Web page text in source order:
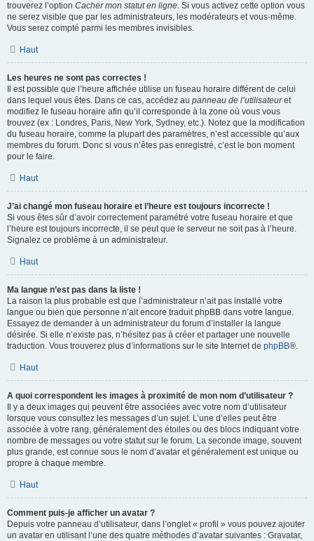
trouverez l’option Cacher mon statut en ligne. Si vous activez cette option vous
ne serez visible que par les administrateurs, les modérateurs et vous-même.
Vous serez compté parmi les membres invisibles.
Haut
Les heures ne sont pas correctes !
Il est possible que l’heure affichée utilise un fuseau horaire différent de celui
dans lequel vous êtes. Dans ce cas, accédez au panneau de l’utilisateuret
modifiez le fuseau horaire afin qu’il corresponde à la zone où vous vous
trouvez (ex : Londres, Paris, New York, Sydney, etc.). Notez que la modification
du fuseau horaire, comme la plupart des paramètres, n’est accessible qu’aux
membres du forum. Donc si vous n’êtes pas enregistré, c’est le bon moment
pour le faire.
Haut
J’ai changé mon fuseau horaire et l’heure est toujours incorrecte !
Si vous êtes sûr d’avoir correctement paramétré votre fuseau horaire et que
l’heure est toujours incorrecte, il se peut que le serveur ne soit pas à l’heure.
Signalez ce problème à un administrateur.
Haut
Ma langue n’est pas dans la liste !
La raison la plus probable est que l’administrateur n’ait pas installé votre
langue ou bien que personne n’ait encore traduit phpBB dans votre langue.
Essayez de demander à un administrateur du forum d’installer la langue
désirée. Si elle n’existe pas, n’hésitez pas à créer et partager une nouvelle
traduction. Vous trouverez plus d’informations sur le site Internet de phpBB®.
Haut
A quoi correspondent les images à proximité de mon nom d’utilisateur ?
Il y a deux images qui peuvent être associées avec votre nom d’utilisateur
lorsque vous consultez les messages d’un sujet. L’une d’elles peut être
associée à votre rang, généralement des étoiles ou des blocs indiquant votre
nombre de messages ou votre statut sur le forum. La seconde image, souvent
plus grande, est connue sous le nom d’avatar et généralement est unique ou
propre à chaque membre.
Haut
Comment puis-je afficher un avatar ?
Depuis votre panneau d’utilisateur, dans l’onglet « profil » vous pouvez ajouter
un avatar en utilisant l’une des quatre méthodes d’avatar suivantes : Gravatar,